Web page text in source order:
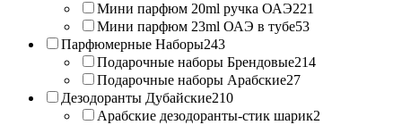
Мини парфюм 20ml ручка ОАЭ221
Мини парфюм 23ml ОАЭ в тубе53
Парфюмерные Наборы243
Подарочные наборы Брендовые214
Подарочные наборы Арабские27
Дезодоранты Дубайские210
Арабские дезодоранты-стик шарик2